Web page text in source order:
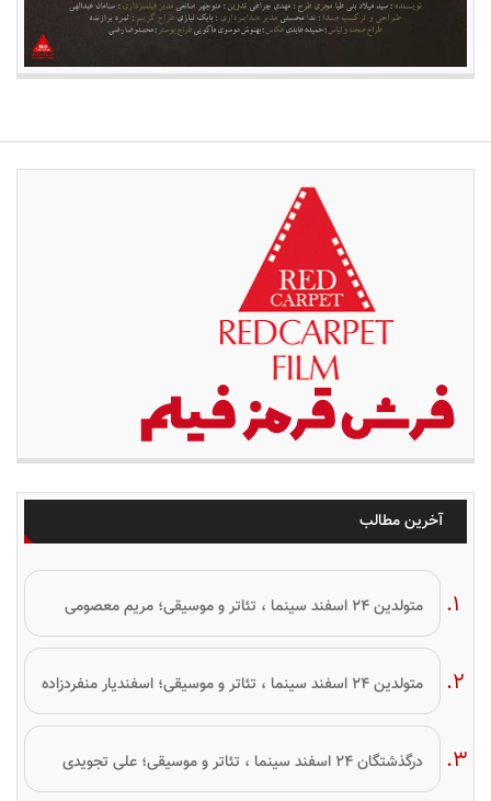
آخرین مطالب
متولدین ۲۴ اسفند سینما ، تئاتر و موسیقی؛ مریم معصومی
متولدین ۲۴ اسفند سینما ، تئاتر و موسیقی؛ اسفندیار منفردزاده
درگذشتگان ۲۴ اسفند سینما ، تئاتر و موسیقی؛ علی تجویدی